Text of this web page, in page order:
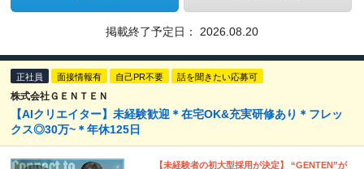
掲載終了予定日： 2026.08.20
正社員 面接情報有 自己PR不要 話を聞きたい応募可
株式会社ＧＥＮＴＥＮ
【AIクリエイター】未経験歓迎＊在宅OK&充実研修あり＊フレッ
クス◎30万~＊年休125日
【未経験者の初大型採用が決定】 “GENTEN”が